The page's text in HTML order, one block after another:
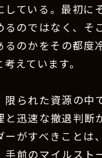
している。最初に
るのではなく、そ
るのかをその都度
えています。
限られた資源の中
と迅速な撤退判断
ーがすべきことは
手前のマイルスト